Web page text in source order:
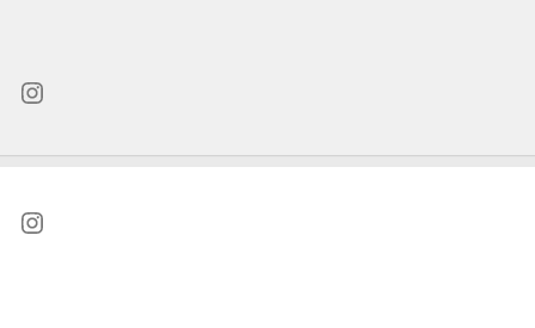
Instagram
Instagram